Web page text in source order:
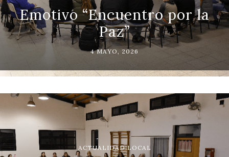
Emotivo “Encuentro por la
Paz”
4 MAYO, 2026
ACTUALIDAD LOCAL